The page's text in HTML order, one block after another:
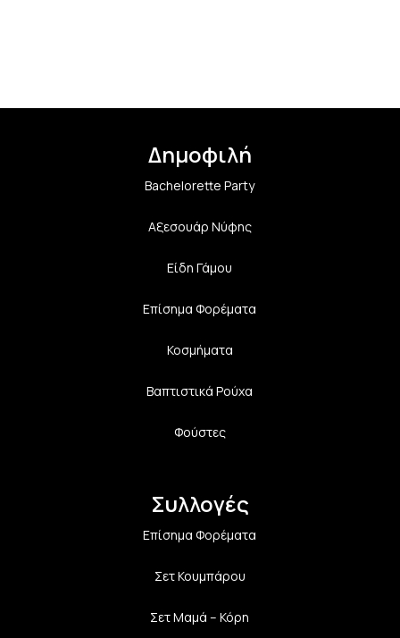
Δημοφιλή
Bachelorette Party
Αξεσουάρ Νύφης
Είδη Γάμου
Επίσημα Φορέματα
Κοσμήματα
Βαπτιστικά Ρούχα
Φούστες
Συλλογές
Επίσημα Φορέματα
Σετ Κουμπάρου
Σετ Μαμά – Κόρη